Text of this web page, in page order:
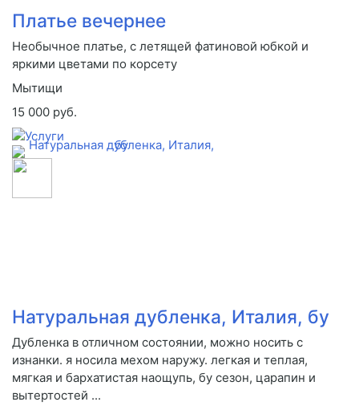
Платье вечернее
Необычное платье, с летящей фатиновой юбкой и
яркими цветами по корсету
Мытищи
15 000 руб.
Натуральная дубленка, Италия, бу
Дубленка в отличном состоянии, можно носить с
изнанки. я носила мехом наружу. легкая и теплая,
мягкая и бархатистая наощупь, бу сезон, царапин и
вытертостей ...